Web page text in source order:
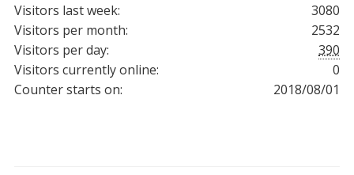
3080
Visitors last week:
2532
Visitors per month:
390
Visitors per day:
0
Visitors currently online:
2018/08/01
Counter starts on: